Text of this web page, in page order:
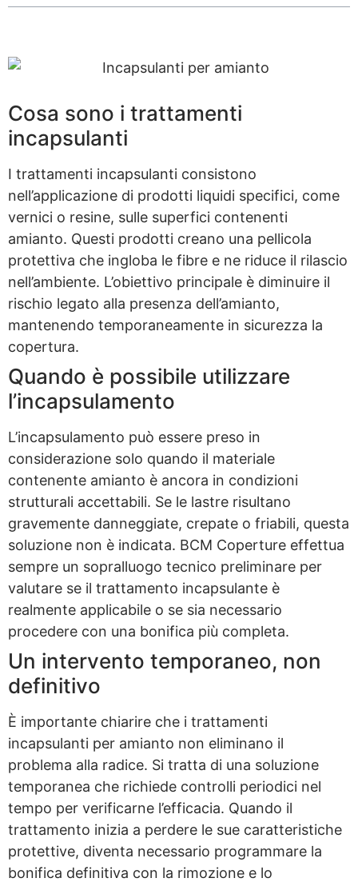
Cosa sono i trattamenti
incapsulanti
I trattamenti incapsulanti consistono
nell’applicazione di prodotti liquidi specifici, come
vernici o resine, sulle superfici contenenti
amianto. Questi prodotti creano una pellicola
protettiva che ingloba le fibre e ne riduce il rilascio
nell’ambiente. L’obiettivo principale è diminuire il
rischio legato alla presenza dell’amianto,
mantenendo temporaneamente in sicurezza la
copertura.
Quando è possibile utilizzare
l’incapsulamento
L’incapsulamento può essere preso in
considerazione solo quando il materiale
contenente amianto è ancora in condizioni
strutturali accettabili. Se le lastre risultano
gravemente danneggiate, crepate o friabili, questa
soluzione non è indicata. BCM Coperture effettua
sempre un sopralluogo tecnico preliminare per
valutare se il trattamento incapsulante è
realmente applicabile o se sia necessario
procedere con una bonifica più completa.
Un intervento temporaneo, non
definitivo
È importante chiarire che i trattamenti
incapsulanti per amianto non eliminano il
problema alla radice. Si tratta di una soluzione
temporanea che richiede controlli periodici nel
tempo per verificarne l’efficacia. Quando il
trattamento inizia a perdere le sue caratteristiche
protettive, diventa necessario programmare la
bonifica definitiva con la rimozione e lo